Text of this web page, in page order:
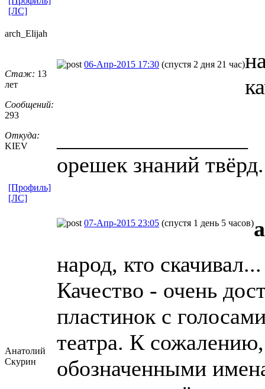
[ЛС]
arch_Elijah
Стаж: 13
лет
Сообщений:
293
Откуда:
KIEV
06-Апр-2015 17:30 (спустя 2 дня 21 час)
орешек знаний
[Профиль]
[ЛС]
Анатолий
Скурин
07-Апр-2015 23:05 (спустя 1 день 5 часов)
народ, кто
Качество - очень
пластинок с
театра. К
обозначенными